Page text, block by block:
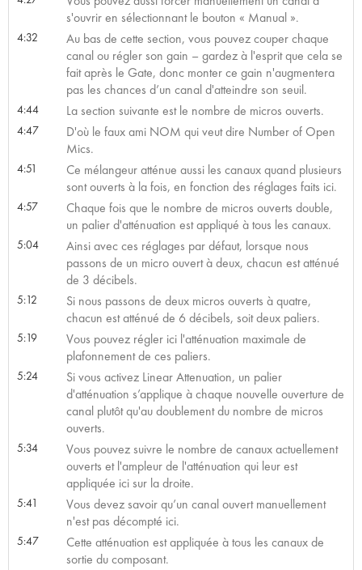
s'ouvrir en sélectionnant le bouton « Manual ».
4:32
Au bas de cette section, vous pouvez couper chaque
canal ou régler son gain – gardez à l'esprit que cela se
fait après le Gate, donc monter ce gain n'augmentera
pas les chances d’un canal d'atteindre son seuil.
4:44 La section suivante est le nombre de micros ouverts.
4:47
D'où le faux ami NOM qui veut dire Number of Open
Mics.
4:51
Ce mélangeur atténue aussi les canaux quand plusieurs
sont ouverts à la fois, en fonction des réglages faits ici.
4:57
Chaque fois que le nombre de micros ouverts double,
un palier d'atténuation est appliqué à tous les canaux.
5:04
Ainsi avec ces réglages par défaut, lorsque nous
passons de un micro ouvert à deux, chacun est atténué
de 3 décibels.
5:12
Si nous passons de deux micros ouverts à quatre,
chacun est atténué de 6 décibels, soit deux paliers.
5:19
Vous pouvez régler ici l'atténuation maximale de
plafonnement de ces paliers.
5:24
Si vous activez Linear Attenuation, un palier
d'atténuation s’applique à chaque nouvelle ouverture de
canal plutôt qu'au doublement du nombre de micros
ouverts.
5:34
Vous pouvez suivre le nombre de canaux actuellement
ouverts et l'ampleur de l'atténuation qui leur est
appliquée ici sur la droite.
5:41
Vous devez savoir qu’un canal ouvert manuellement
n'est pas décompté ici.
5:47
Cette atténuation est appliquée à tous les canaux de
sortie du composant.